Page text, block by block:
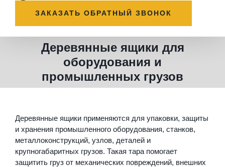
ЗАКАЗАТЬ ОБРАТНЫЙ ЗВОНОК
Деревянные ящики для
оборудования и
промышленных грузов
Деревянные ящики применяются для упаковки, защиты
и хранения промышленного оборудования, станков,
металлоконструкций, узлов, деталей и
крупногабаритных грузов. Такая тара помогает
защитить груз от механических повреждений, внешних